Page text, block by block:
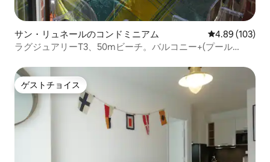
サン・リュネールのコンドミニアム レビュー103
4.89 (103)
ラグジュアリーT3、50mビーチ。バルコニー+(プール
ゲストチョイス
ゲストチョイス